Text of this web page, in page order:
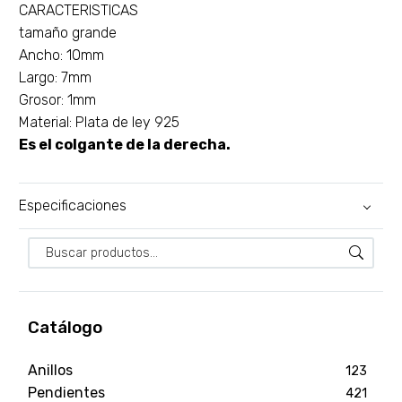
Catálogo
Anillos 123
Pendientes 421
CARACTERISTICAS
tamaño grande
Ancho: 10mm
Largo: 7mm
Grosor: 1mm
Material: Plata de ley 925
Es el colgante de la derecha.
Especificaciones